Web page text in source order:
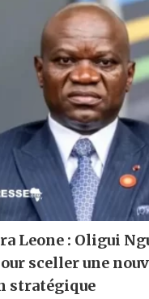
Leone : Oligui
sceller une
stratégique